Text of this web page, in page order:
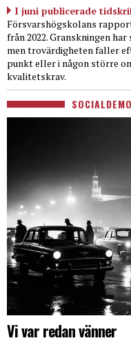
I juni publicerade
Försvarshögskolans
från 2022. Granskningen
men trovärdigheten faller
punkt eller i någon större
kvalitetskrav.
Vi var redan vänner